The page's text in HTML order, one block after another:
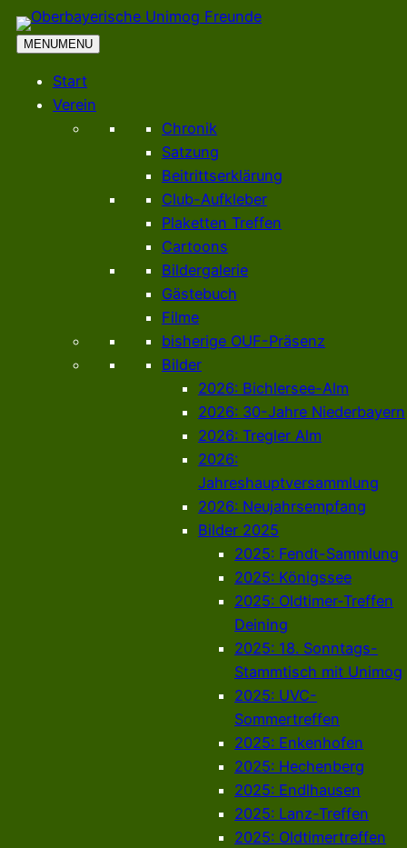
MENUMENU
Start
Verein
Chronik
Satzung
Beitrittserklärung
Club-Aufkleber
Plaketten Treffen
Cartoons
Bildergalerie
Gästebuch
Filme
bisherige OUF-Präsenz
Bilder
2026: Bichlersee-Alm
2026: 30-Jahre Niederbayern
2026: Tregler Alm
2026:
Jahreshauptversammlung
2026: Neujahrsempfang
Bilder 2025
2025: Fendt-Sammlung
2025: Königssee
2025: Oldtimer-Treffen
Deining
2025: 18. Sonntags-
Stammtisch mit Unimog
2025: UVC-
Sommertreffen
2025: Enkenhofen
2025: Hechenberg
2025: Endlhausen
2025: Lanz-Treffen
2025: Oldtimertreffen